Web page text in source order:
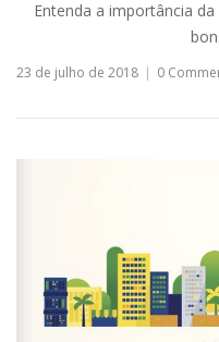
Entenda a importância
23 de julho de 2018 | 0